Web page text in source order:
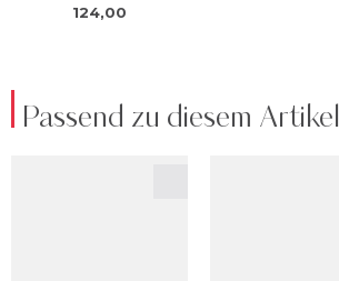
Passend zu diesem Artikel